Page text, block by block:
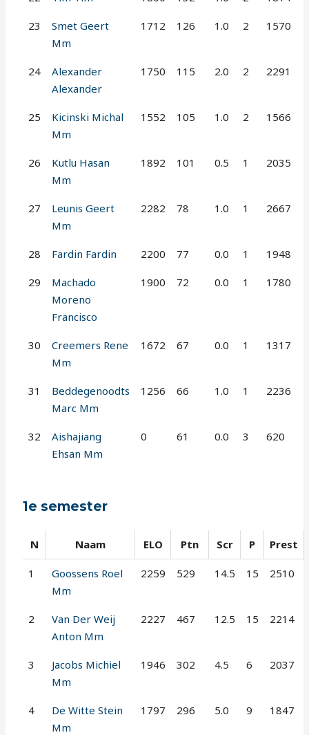
23
Smet Geert
Mm
1712 126 1.0 2 1570
24
Alexander
Alexander
1750 115 2.0 2 2291
25
Kicinski Michal
Mm
1552 105 1.0 2 1566
26
Kutlu Hasan
Mm
1892 101 0.5 1 2035
27
Leunis Geert
Mm
2282 78 1.0 1 2667
28 Fardin Fardin 2200 77 0.0 1 1948
29
Machado
Moreno
Francisco
1900 72 0.0 1 1780
30
Creemers Rene
Mm
1672 67 0.0 1 1317
31
Beddegenoodts
Marc Mm
1256 66 1.0 1 2236
32
Aishajiang
Ehsan Mm
0 61 0.0 3 620
1e semester
N Naam ELO Ptn Scr P Prest
1
Goossens Roel
Mm
2259 529 14.5 15 2510
2
Van Der Weij
Anton Mm
2227 467 12.5 15 2214
3
Jacobs Michiel
Mm
1946 302 4.5 6 2037
4
De Witte Stein
Mm
1797 296 5.0 9 1847